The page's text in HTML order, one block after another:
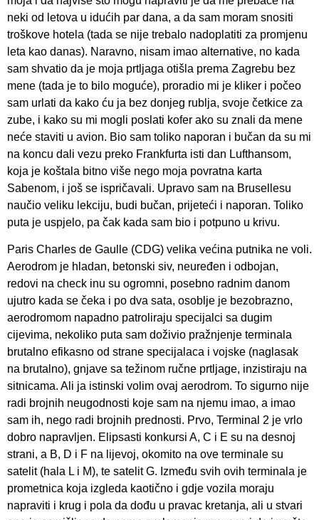
neki od letova u idućih par dana, a da sam moram snositi
troškove hotela (tada se nije trebalo nadoplatiti za promjenu
leta kao danas). Naravno, nisam imao alternative, no kada
sam shvatio da je moja prtljaga otišla prema Zagrebu bez
mene (tada je to bilo moguće), proradio mi je kliker i počeo
sam urlati da kako ću ja bez donjeg rublja, svoje četkice za
zube, i kako su mi mogli poslati kofer ako su znali da mene
neće staviti u avion. Bio sam toliko naporan i bučan da su mi
na koncu dali vezu preko Frankfurta isti dan Lufthansom,
koja je koštala bitno više nego moja povratna karta
Sabenom, i još se ispričavali. Upravo sam na Brusellesu
naučio veliku lekciju, budi bučan, prijeteći i naporan. Toliko
puta je uspjelo, pa čak kada sam bio i potpuno u krivu.
Paris Charles de Gaulle (CDG) velika većina putnika ne voli.
Aerodrom je hladan, betonski siv, neuređen i odbojan,
redovi na check inu su ogromni, posebno radnim danom
ujutro kada se čeka i po dva sata, osoblje je bezobrazno,
aerodromom napadno patroliraju specijalci sa dugim
cijevima, nekoliko puta sam doživio pražnjenje terminala
brutalno efikasno od strane specijalaca i vojske (naglasak
na brutalno), gnjave sa težinom ručne prtljage, inzistiraju na
sitnicama. Ali ja istinski volim ovaj aerodrom. To sigurno nije
radi brojnih neugodnosti koje sam na njemu imao, a imao
sam ih, nego radi brojnih prednosti. Prvo, Terminal 2 je vrlo
dobro napravljen. Elipsasti konkursi A, C i E su na desnoj
strani, a B, D i F na lijevoj, okomito na ove terminale su
satelit (hala L i M), te satelit G. Između svih ovih terminala je
prometnica koja izgleda kaotično i gdje vozila moraju
napraviti i krug i pola da dođu u pravac kretanja, ali u stvari